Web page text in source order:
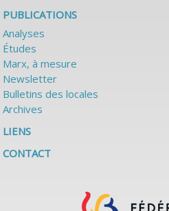
PUBLICATIONS
Analyses
Études
Marx, à mesure
Newsletter
Bulletins des locales
Archives
LIENS
CONTACT